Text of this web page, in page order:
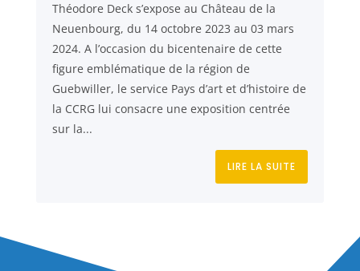
Théodore Deck s’expose au Château de la
Neuenbourg, du 14 octobre 2023 au 03 mars
2024. A l’occasion du bicentenaire de cette
figure emblématique de la région de
Guebwiller, le service Pays d’art et d’histoire de
la CCRG lui consacre une exposition centrée
sur la...
LIRE LA SUITE